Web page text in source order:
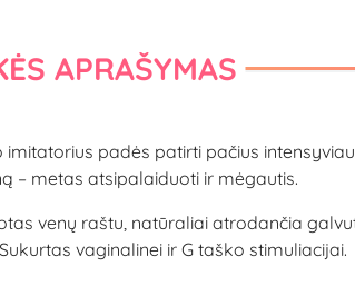
APRAŠYMAS
padės patirti pačius
– metas atsipalaiduoti ir mėgautis.
venų raštu, natūraliai atrodančia
vaginalinei ir G taško stimuliacijai.